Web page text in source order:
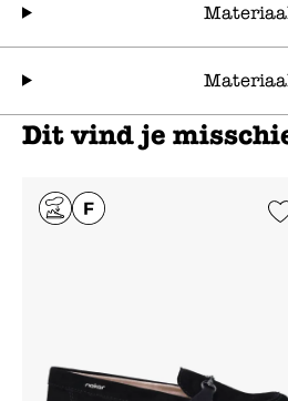
Dit vind je
Add to